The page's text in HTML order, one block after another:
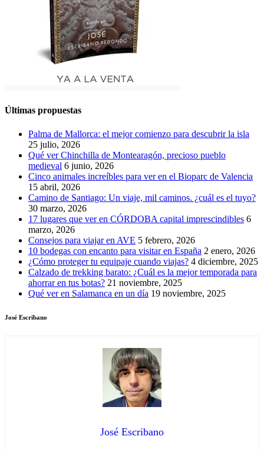
Últimas propuestas
Palma de Mallorca: el mejor comienzo para descubrir la isla
25 julio, 2026
Qué ver Chinchilla de Montearagón, precioso pueblo
medieval 6 junio, 2026
Cinco animales increíbles para ver en el Bioparc de Valencia
15 abril, 2026
Camino de Santiago: Un viaje, mil caminos. ¿cuál es el tuyo?
30 marzo, 2026
17 lugares que ver en CÓRDOBA capital imprescindibles 6
marzo, 2026
Consejos para viajar en AVE 5 febrero, 2026
10 bodegas con encanto para visitar en España 2 enero, 2026
¿Cómo proteger tu equipaje cuando viajas? 4 diciembre, 2025
Calzado de trekking barato: ¿Cuál es la mejor temporada para
ahorrar en tus botas? 21 noviembre, 2025
Qué ver en Salamanca en un día 19 noviembre, 2025
José Escribano
José Escribano